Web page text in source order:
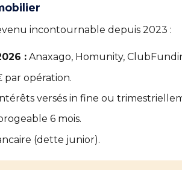
incontournable depuis 2023 :
: Anaxago, Homunity,
par opération.
versés in fine ou
6 mois.
(dette junior).